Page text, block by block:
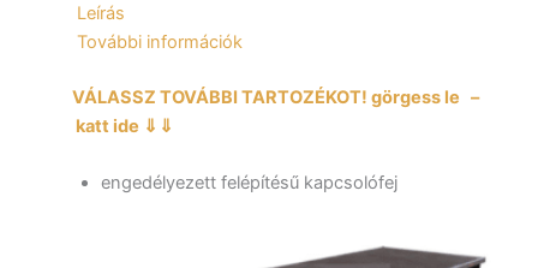
uniplatós
utánfutó
Leírás
További információk
VÁLASSZ TOVÁBBI TARTOZÉKOT! görgess le –
katt ide ⇓⇓
engedélyezett felépítésű kapcsolófej